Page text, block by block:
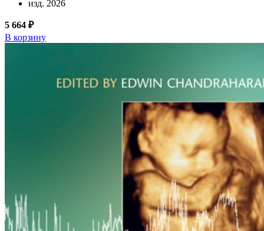
изд. 2026
5 664 ₽
В корзину